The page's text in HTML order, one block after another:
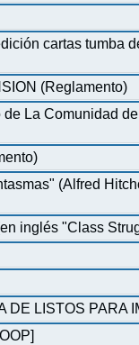
cartas tumba
(Reglamento)
La Comunidad
(Alfred
inglés "Class
DE LISTOS PARA